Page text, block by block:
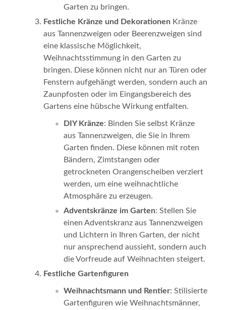
Garten zu bringen.
Festliche Kränze und Dekorationen Kränze
aus Tannenzweigen oder Beerenzweigen sind
eine klassische Möglichkeit,
Weihnachtsstimmung in den Garten zu
bringen. Diese können nicht nur an Türen oder
Fenstern aufgehängt werden, sondern auch an
Zaunpfosten oder im Eingangsbereich des
Gartens eine hübsche Wirkung entfalten.
DIY Kränze: Binden Sie selbst Kränze
aus Tannenzweigen, die Sie in Ihrem
Garten finden. Diese können mit roten
Bändern, Zimtstangen oder
getrockneten Orangenscheiben verziert
werden, um eine weihnachtliche
Atmosphäre zu erzeugen.
Adventskränze im Garten: Stellen Sie
einen Adventskranz aus Tannenzweigen
und Lichtern in Ihren Garten, der nicht
nur ansprechend aussieht, sondern auch
die Vorfreude auf Weihnachten steigert.
Festliche Gartenfiguren
Weihnachtsmann und Rentier: Stilisierte
Gartenfiguren wie Weihnachtsmänner,